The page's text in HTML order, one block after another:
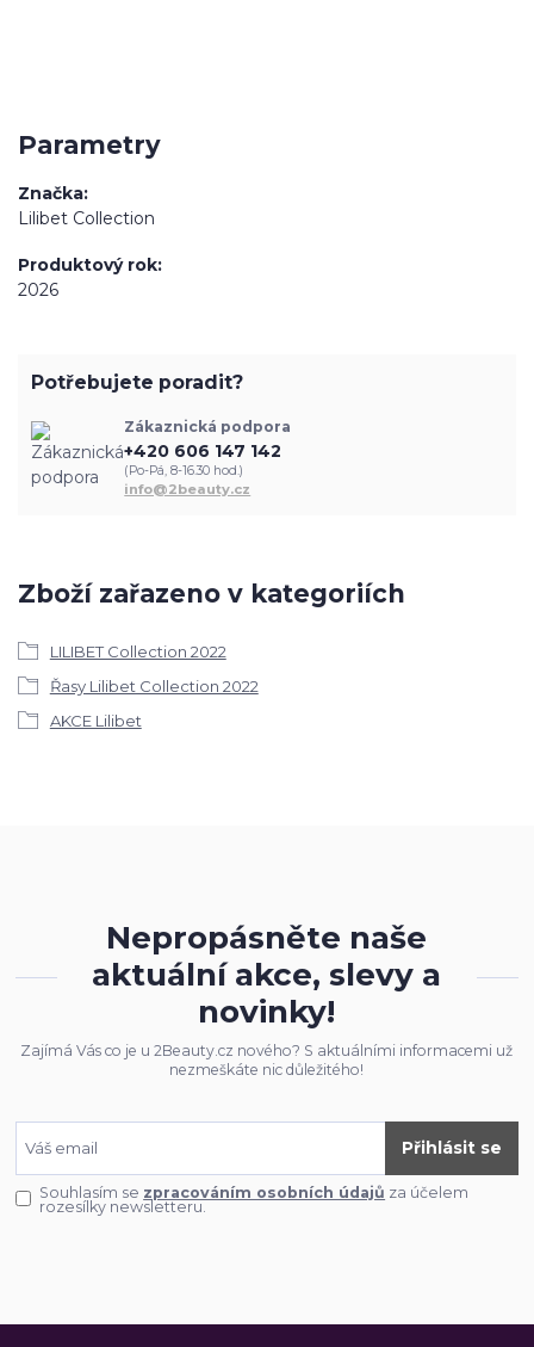
Parametry
Značka
Lilibet Collection
Produktový rok
2026
Zboží zařazeno v kategoriích
LILIBET Collection 2022
Řasy Lilibet Collection 2022
AKCE Lilibet
Potřebujete poradit?
Zákaznická podpora
+420 606 147 142
(Po-Pá, 8-16.30 hod.)
info@2beauty.cz
Nepropásněte naše
aktuální akce, slevy a
novinky!
Zajímá Vás co je u 2Beauty.cz nového? S aktuálními informacemi už
nezmeškáte nic důležitého!
Přihlásit se
Souhlasím se zpracováním osobních údajů za účelem
rozesílky newsletteru.